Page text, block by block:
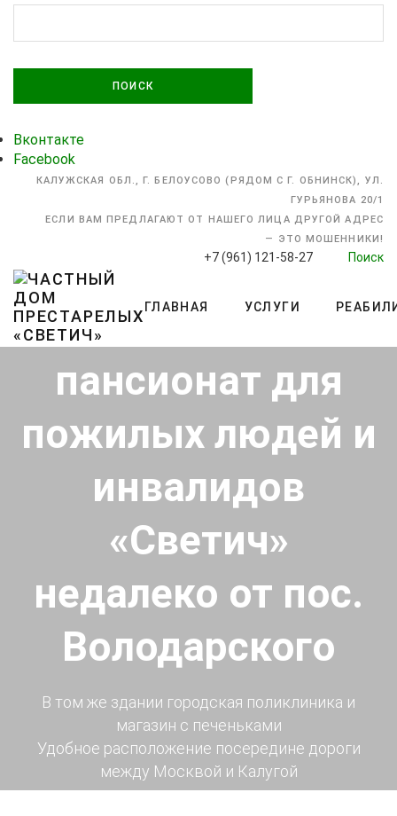
Вконтакте
Facebook
КАЛУЖСКАЯ ОБЛ., Г. БЕЛОУСОВО (РЯДОМ С Г. ОБНИНСК), УЛ.
ГУРЬЯНОВА 20/1
ЕСЛИ ВАМ ПРЕДЛАГАЮТ ОТ НАШЕГО ЛИЦА ДРУГОЙ АДРЕС
— ЭТО МОШЕННИКИ!
+7 (961) 121-58-27 Поиск
ГЛАВНАЯ УСЛУГИ
Частный
пансионат для
пожилых людей и
инвалидов
«Светич»
недалеко от пос.
Володарского
В том же здании городская поликлиника и
магазин с печеньками
Удобное расположение посередине дороги
между Москвой и Калугой